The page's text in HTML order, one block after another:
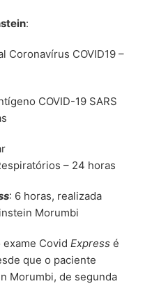
:
Coronavírus COVID19 –
COVID-19 SARS
– 24 horas
: 6 horas, realizada
Morumbi
Covid Express é
que o paciente
Morumbi, de segunda